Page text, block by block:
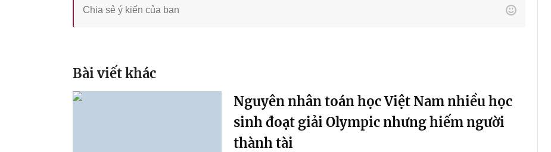
Bài viết khác
Nguyên nhân toán học Việt Nam nhiều học
sinh đoạt giải Olympic nhưng hiếm người
thành tài